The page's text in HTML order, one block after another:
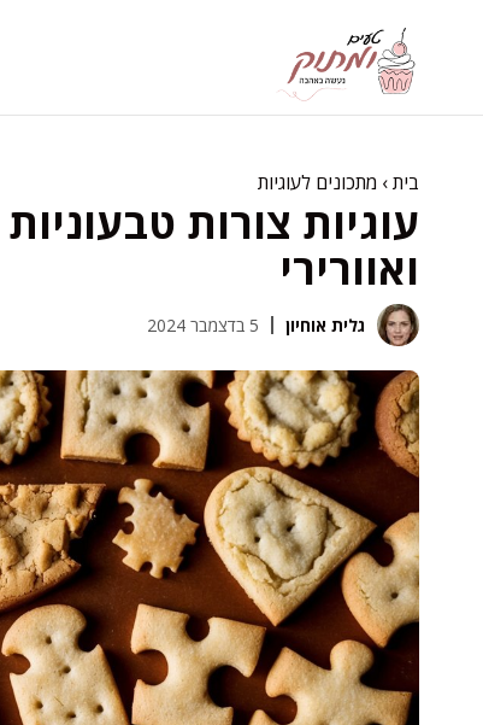
בית› מתכונים לעוגיות
עוגיות צורות
ואוורירי
גלית אוחיון 5 בדצמבר 2024